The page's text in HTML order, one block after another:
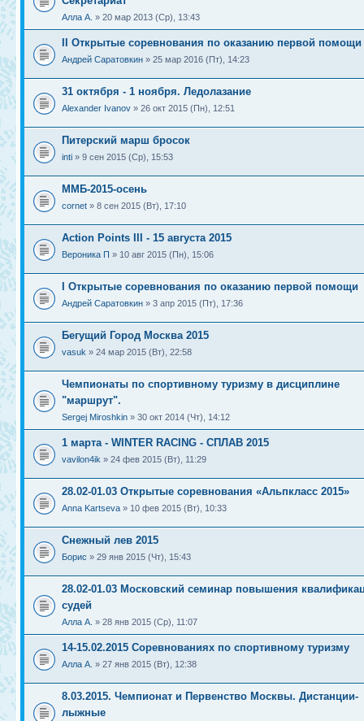
Алла А. » 20 мар 2013 (Ср), 13:43
II Открытые соревнования по оказанию первой помощи
Андрей Саратовкин » 25 мар 2016 (Пт), 14:23
31 октября - 1 ноября. Ледолазаниe
Alexander Ivanov » 26 окт 2015 (Пн), 12:51
Питерский марш бросок
inti » 9 сен 2015 (Ср), 15:53
ММБ-2015-осень
cornet » 8 сен 2015 (Вт), 17:10
Action Points III - 15 августа 2015
Вероника П » 10 авг 2015 (Пн), 15:06
I Открытые соревнования по оказанию первой помощи
Андрей Саратовкин » 3 апр 2015 (Пт), 17:36
Бегущий Город Москва 2015
vasuk » 24 мар 2015 (Вт), 22:58
Чемпионаты по спортивному туризму в дисциплине
"маршрут".
Sergej Miroshkin » 30 окт 2014 (Чт), 14:12
1 марта - WINTER RACING - СПЛАВ 2015
vavilon4ik » 24 фев 2015 (Вт), 11:29
28.02-01.03 Открытые соревнования «Альпкласс 2015»
Anna Kartseva » 10 фев 2015 (Вт), 10:33
Снежный лев 2015
Борис » 29 янв 2015 (Чт), 15:43
28.02-01.03 Московский семинар повышения
судей
Алла А. » 28 янв 2015 (Ср), 11:07
14-15.02.2015 Соревнованиях по спортивному туризму
Алла А. » 27 янв 2015 (Вт), 12:38
8.03.2015. Чемпионат и Первенство Москвы. Дистанции-
лыжные